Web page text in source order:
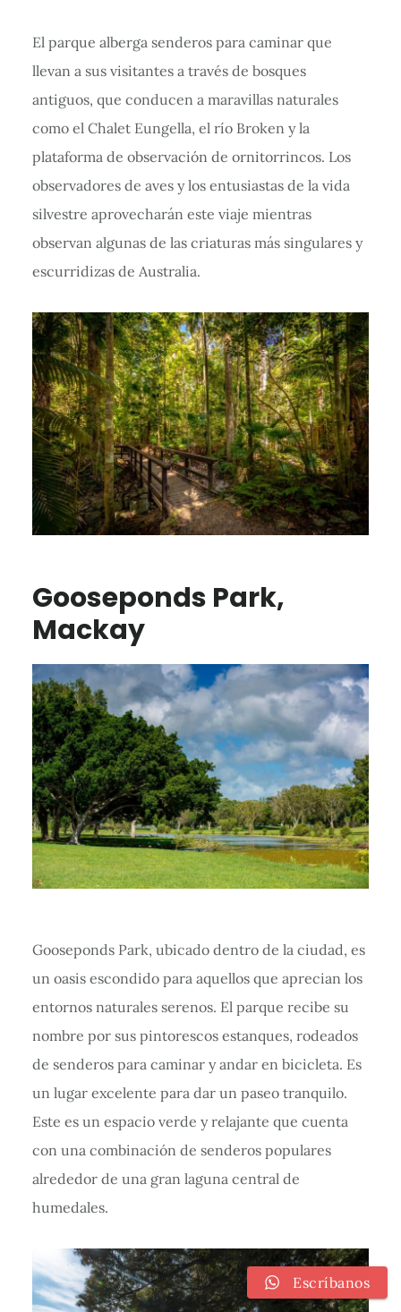
El parque alberga senderos para caminar que
llevan a sus visitantes a través de bosques
antiguos, que conducen a maravillas naturales
como el Chalet Eungella, el río Broken y la
plataforma de observación de ornitorrincos. Los
observadores de aves y los entusiastas de la vida
silvestre aprovecharán este viaje mientras
observan algunas de las criaturas más singulares y
escurridizas de Australia.
Gooseponds Park,
Mackay
Gooseponds Park, ubicado dentro de la ciudad, es
un oasis escondido para aquellos que aprecian los
entornos naturales serenos. El parque recibe su
nombre por sus pintorescos estanques, rodeados
de senderos para caminar y andar en bicicleta. Es
un lugar excelente para dar un paseo tranquilo.
Este es un espacio verde y relajante que cuenta
con una combinación de senderos populares
alrededor de una gran laguna central de
humedales.
Escríbanos